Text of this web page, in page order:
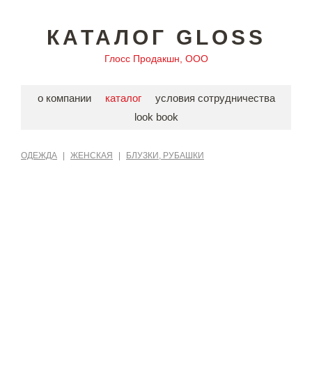
КАТАЛОГ GLOSS
Глосс Продакшн, ООО
о компании каталог
условия сотрудничества
look book
ОДЕЖДА ЖЕНСКАЯ БЛУЗКИ, РУБАШКИ